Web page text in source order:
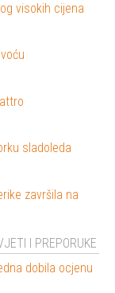
visokih cijena
sladoleda
završila na
I PREPORUKE
dobila ocjenu